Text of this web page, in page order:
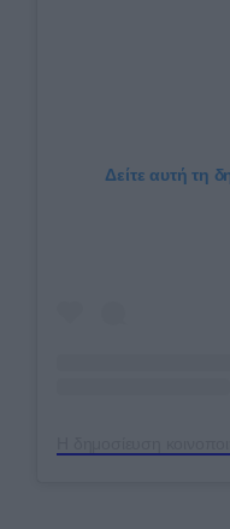
Δείτε αυτή τη